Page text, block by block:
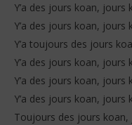
Y’a des jours koan, jours
Y’a des jours koan, jours
Y’a toujours des jours
Y’a des jours koan, jours
Y’a des jours koan, jours
Y’a des jours koan, jours
Toujours des jours